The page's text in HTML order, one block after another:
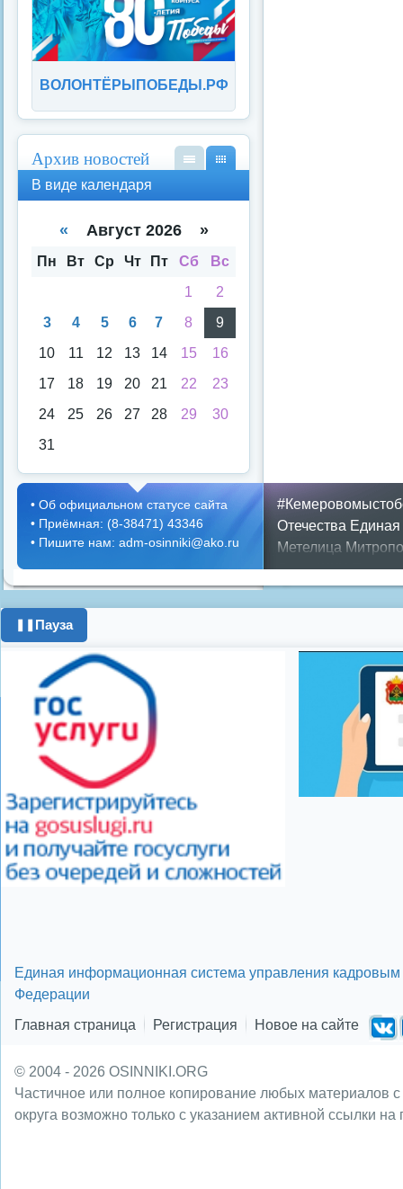
ВОЛОНТЁРЫПОБЕДЫ.РФ
Архив новостей
кал
аря
спи
В виде календаря
« Август 2026 »
Пн Вт Ср Чт Пт Сб
Вс
1
2
3
4 5 6 7 8
9
10
11 12 13 14 15
16
17
18 19 20 21 22
23
24
25 26 27 28 29
30
31
Отечества
Метелица
Днем ЖКХ
Противопожарная
день города
цифровое
Показать все теги
• Об официальном статусе сайта
• Приёмная: (8-38471) 43346
• Пишите нам: adm-osinniki@ako.ru
Пауза
Единая информационная система управления кадровым
Федерации
Главная страница
Регистрация Новое на сайте
© 2004 - 2026 OSINNIKI.ORG
Частичное или полное копирование любых материалов
округа возможно только с указанием активной ссылки на